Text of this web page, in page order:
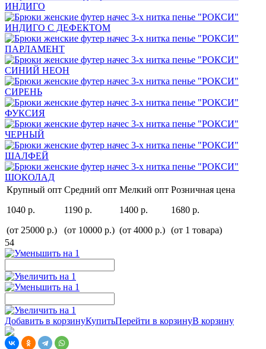
Крупный опт
1040 р.
(от 25000 р.)
Средний опт
1190 р.
(от 10000 р.)
Мелкий опт
1400 р.
(от 4000 р.)
Розничная цена
1680 р.
(от 1 товара)
54
Добавить в корзинуКупитьПерейти в корзинуВ корзину